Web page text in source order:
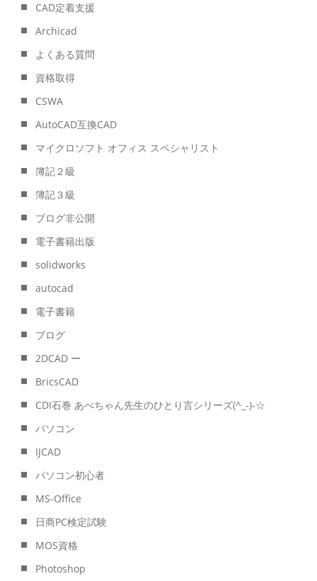
CAD定着支援
Archicad
よくある質問
資格取得
CSWA
AutoCAD互換CAD
マイクロソフト オフィス スペシャリスト
簿記２級
簿記３級
ブログ非公開
電子書籍出版
solidworks
autocad
電子書籍
ブログ
2DCAD ー
BricsCAD
CDI石巻 あべちゃん先生のひとり言シリーズ(^_-)-☆
パソコン
IJCAD
パソコン初心者
MS-Office
日商PC検定試験
MOS資格
Photoshop